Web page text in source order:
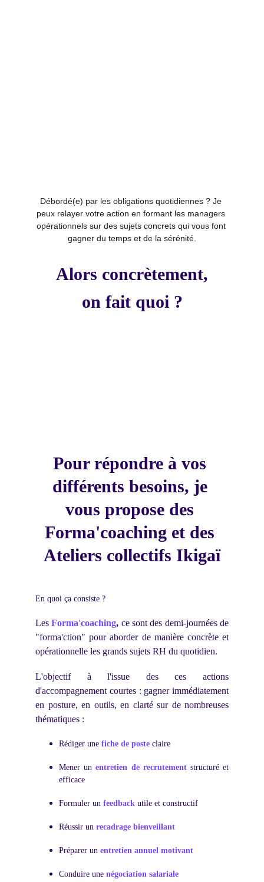
Débordé(e) par les obligations quotidiennes ? Je
peux relayer votre action en formant les managers
opérationnels sur des sujets concrets qui vous font
gagner du temps et de la sérénité.
Alors concrètement,
on fait quoi ?
En quoi ça consiste ?
LesForma'coaching, ce sont des demi-journées de
"forma'ction" pour aborder de manière concrète et
opérationnelle les grands sujets RH du quotidien.
L'objectif à l'issue des ces actions
d'accompagnement courtes : gagner immédiatement
en posture, en outils, en clarté sur de nombreuses
thématiques :
Rédiger une fiche de poste claire
Mener un entretien de recrutement structuré et
efficace
Formuler un feedback utile et constructif
Réussir un recadrage bienveillant
Préparer un entretien annuel motivant
Conduire une négociation salariale
Pour répondre à vos
différents besoins, je
vous propose des
Forma'coaching et des
Ateliers collectifs Ikigaï